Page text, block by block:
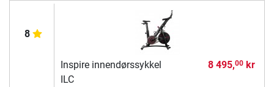
8
Inspire innendørssykkel
ILC
8 495,00kr